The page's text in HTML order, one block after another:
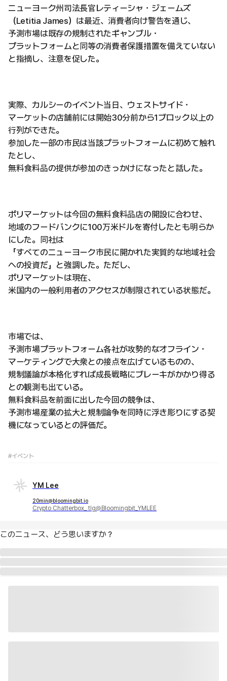
ニューヨーク州司法長官レティーシャ・ジェームズ
（Letitia James）は最近、消費者向け警告を通じ、
予測市場は既存の規制されたギャンブル・
プラットフォームと同等の消費者保護措置を備えていない
と指摘し、注意を促した。
実際、カルシーのイベント当日、ウェストサイド・
マーケットの店舗前には開始30分前から1ブロック以上の
行列ができた。
参加した一部の市民は当該プラットフォームに初めて触れ
たとし、
無料食料品の提供が参加のきっかけになったと話した。
ポリマーケットは今回の無料食料品店の開設に合わせ、
地域のフードバンクに100万米ドルを寄付したとも明らか
にした。同社は
「すべてのニューヨーク市民に開かれた実質的な地域社会
への投資だ」と強調した。ただし、
ポリマーケットは現在、
米国内の一般利用者のアクセスが制限されている状態だ。
市場では、
予測市場プラットフォーム各社が攻勢的なオフライン・
マーケティングで大衆との接点を広げているものの、
規制議論が本格化すれば成長戦略にブレーキがかかり得る
との観測も出ている。
無料食料品を前面に出した今回の競争は、
予測市場産業の拡大と規制論争を同時に浮き彫りにする契
機になっているとの評価だ。
#イベント
YM Lee
20min@bloomingbit.io
Crypto Chatterbox_ tlg@Bloomingbit_YMLEE
このニュース、どう思いますか？